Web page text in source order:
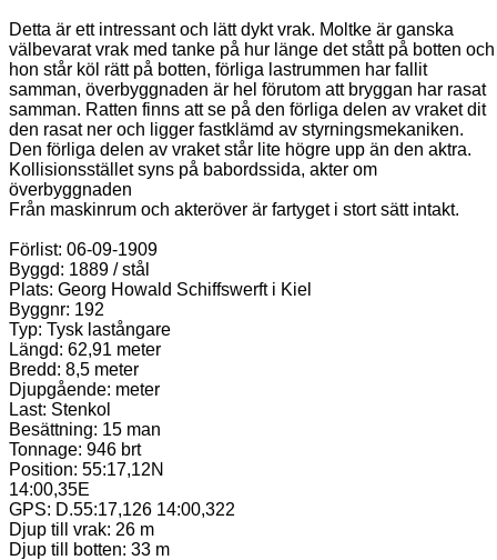
Detta är ett intressant och lätt dykt vrak. Moltke är ganska
välbevarat vrak med tanke på hur länge det stått på botten och
hon står köl rätt på botten, förliga lastrummen har fallit
samman, överbyggnaden är hel förutom att bryggan har rasat
samman. Ratten finns att se på den förliga delen av vraket dit
den rasat ner och ligger fastklämd av styrningsmekaniken.
Den förliga delen av vraket står lite högre upp än den aktra.
Kollisionsstället syns på babordssida, akter om
överbyggnaden
Från maskinrum och akteröver är fartyget i stort sätt intakt.
Förlist: 06-09-1909
Byggd: 1889 / stål
Plats: Georg Howald Schiffswerft i Kiel
Byggnr: 192
Typ: Tysk lastångare
Längd: 62,91 meter
Bredd: 8,5 meter
Djupgående: meter
Last: Stenkol
Besättning: 15 man
Tonnage: 946 brt
Position: 55:17,12N
14:00,35E
GPS: D.55:17,126 14:00,322
Djup till vrak: 26 m
Djup till botten: 33 m